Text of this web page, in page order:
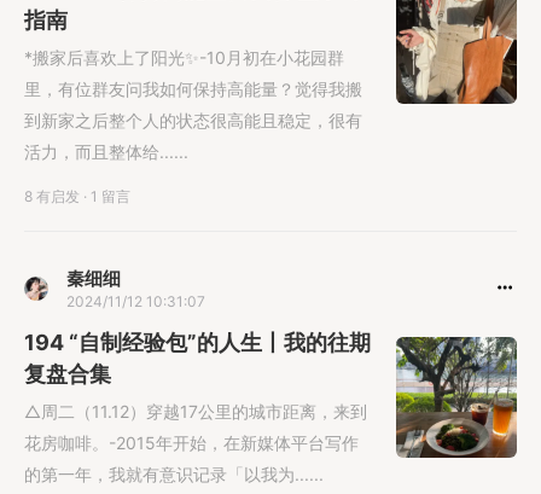
指南
*搬家后喜欢上了阳光✨-10月初在小花园群
里，有位群友问我如何保持高能量？觉得我搬
到新家之后整个人的状态很高能且稳定，很有
活力，而且整体给......
8 有启发 · 1 留言
秦细细
2024/11/12 10:31:07
194 “自制经验包”的人生丨我的往期
复盘合集
△周二（11.12）穿越17公里的城市距离，来到
花房咖啡。-2015年开始，在新媒体平台写作
的第一年，我就有意识记录「以我为......